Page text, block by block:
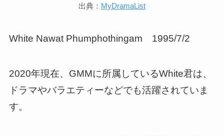
出典： MyDramaList
White Nawat Phumphothingam 1995/7/2
2020年現在、GMMに所属しているWhite君は、
ドラマやバラエティーなどでも活躍されていま
す。